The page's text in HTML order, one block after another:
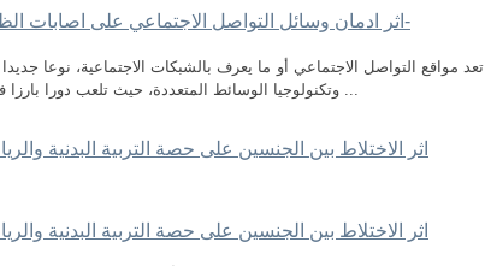
اثر ادمان وسائل التواصل الاجتماعي على اصابات الظهر عند الشباب الرياضي -الفيسبوك نموذجا-
تعد مواقع التواصل الاجتماعي أو ما يعرف بالشبكات الاجتماعية، نوعا
وتكنولوجيا الوسائط المتعددة، حيث تلعب دورا بارزا في عملية تحصيل وتحليل الاخبار والمعلومات وتبادلها ...
اثر الاختلاط بين الجنسين على حصة التربية البدنية والرياضية
اثر الاختلاط بين الجنسين على حصة التربية البدنية والرياضية